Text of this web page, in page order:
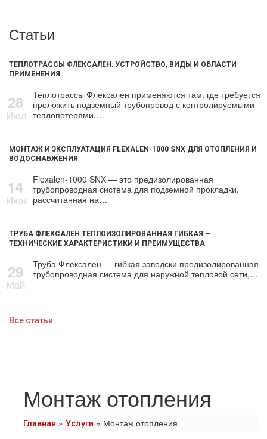
Статьи
ТЕПЛОТРАССЫ ФЛЕКСАЛЕН: УСТРОЙСТВО, ВИДЫ И ОБЛАСТИ
ПРИМЕНЕНИЯ
28
Июл
Теплотрассы Флексален применяются там, где требуется
проложить подземный трубопровод с контролируемыми
теплопотерями,…
МОНТАЖ И ЭКСПЛУАТАЦИЯ FLEXALEN-1000 SNX ДЛЯ ОТОПЛЕНИЯ И
ВОДОСНАБЖЕНИЯ
14
Июн
Flexalen-1000 SNX — это предизолированная
трубопроводная система для подземной прокладки,
рассчитанная на…
ТРУБА ФЛЕКСАЛЕН ТЕПЛОИЗОЛИРОВАННАЯ ГИБКАЯ —
ТЕХНИЧЕСКИЕ ХАРАКТЕРИСТИКИ И ПРЕИМУЩЕСТВА
29
Май
Труба Флексален — гибкая заводски предизолированная
трубопроводная система для наружной тепловой сети,…
Все статьи
Монтаж отопления
Главная » Услуги » Монтаж отопления